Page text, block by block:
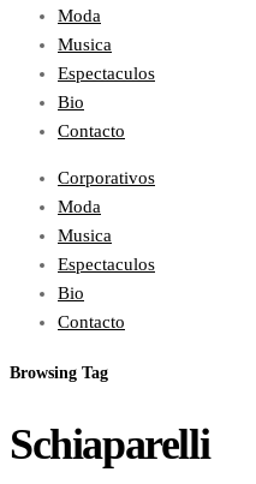
Moda
Musica
Espectaculos
Bio
Contacto
Corporativos
Moda
Musica
Espectaculos
Bio
Contacto
Browsing Tag
Schiaparelli